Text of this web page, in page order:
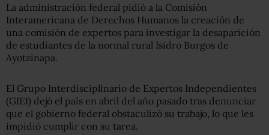
La administración federal pidió a la Comisión
Interamericana de Derechos Humanos la creación de
una comisión de expertos para investigar la desaparición
de estudiantes de la normal rural Isidro Burgos de
Ayotzinapa.
El Grupo Interdisciplinario de Expertos Independientes
(GIEI) dejó el país en abril del año pasado tras denunciar
que el gobierno federal obstaculizó su trabajo, lo que les
impidió cumplir con su tarea.